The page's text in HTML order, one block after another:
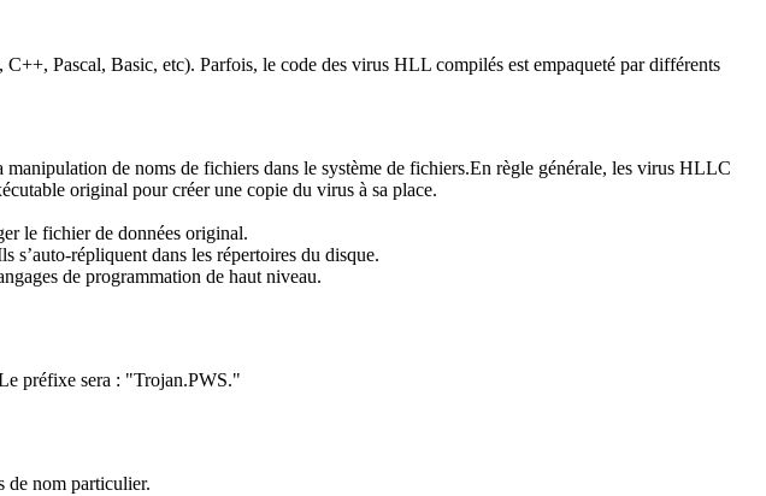
Pascal, Basic, etc). Parfois, le code des virus HLL compilés est empaqueté par différents
de noms de fichiers dans le système de fichiers.En règle générale, les virus HLLC
original pour créer une copie du virus à sa place.
le fichier de données original.
s’auto-répliquent dans les répertoires du disque.
de programmation de haut niveau.
préfixe sera : "Trojan.PWS."
de nom particulier.